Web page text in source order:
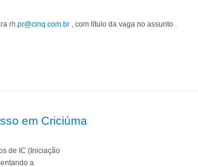
rh.pr@cinq.com.br , com título da vaga no assunto .
em Criciúma
IC (Iniciação
a